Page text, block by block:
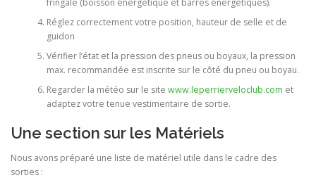
Réglez correctement votre position, hauteur de selle et de
guidon
Vérifier l’état et la pression des pneus ou boyaux, la pression
max. recommandée est inscrite sur le côté du pneu ou boyau.
Regarder la météo sur le site www.leperrierveloclub.com et
adaptez votre tenue vestimentaire de sortie.
Une section sur les Matériels
Nous avons préparé une liste de matériel utile dans le cadre des
sorties :